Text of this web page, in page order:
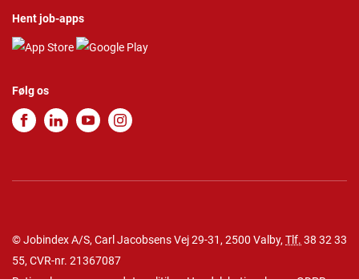
Hent job-apps
Følg os
© Jobindex A/S, Carl Jacobsens Vej 29-31, 2500 Valby, Tlf. 38 32 33
55, CVR-nr. 21367087